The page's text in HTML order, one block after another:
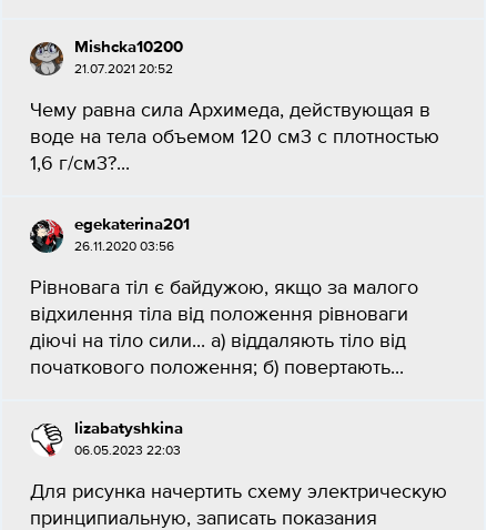
Mishcka10200
21.07.2021 20:52
Чему равна сила Архимеда, действующая в
воде на тела объемом 120 см3 с плотностью
1,6 г/см3?...
egekaterina201
26.11.2020 03:56
Рівновага тіл є байдужою, якщо за малого
відхилення тіла від положення рівноваги
діючі на тіло сили... а) віддаляють тіло від
початкового положення; б) повертають...
lizabatyshkina
06.05.2023 22:03
Для рисунка начертить схему электрическую
принципиальную, записать показания